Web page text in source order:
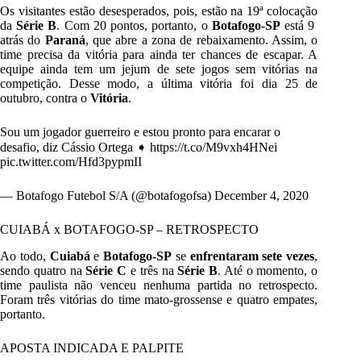
Os visitantes estão desesperados, pois, estão na 19ª colocação
daSérie B. Com 20 pontos, portanto, o Botafogo-SPestá 9
atrás do Paraná, que abre a zona de rebaixamento. Assim, o
time precisa da vitória para ainda ter chances de escapar. A
equipe ainda tem um jejum de sete jogos sem vitórias na
competição. Desse modo, a última vitória foi dia 25 de
outubro, contra o Vitória.
Sou um jogador guerreiro e estou pronto para encarar o
desafio, diz Cássio Ortega ➧ https://t.co/M9vxh4HNei
pic.twitter.com/Hfd3pypmII
— Botafogo Futebol S/A (@botafogofsa) December 4, 2020
CUIABÁ x BOTAFOGO-SP – RETROSPECTO
Ao todo, Cuiabá eBotafogo-SP se enfrentaram sete vezes,
sendo quatro naSérie C e três naSérie B. Até o momento, o
time paulista não venceu nenhuma partida no retrospecto.
Foram três vitórias do time mato-grossense e quatro empates,
portanto.
APOSTA INDICADA E PALPITE